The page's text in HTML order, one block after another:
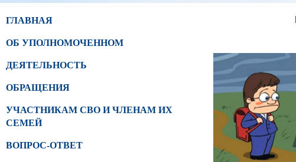
ГЛАВНАЯ
ОБ УПОЛНОМОЧЕННОМ
ДЕЯТЕЛЬНОСТЬ
ОБРАЩЕНИЯ
УЧАСТНИКАМ СВО И ЧЛЕНАМ ИХ
СЕМЕЙ
ВОПРОС-ОТВЕТ